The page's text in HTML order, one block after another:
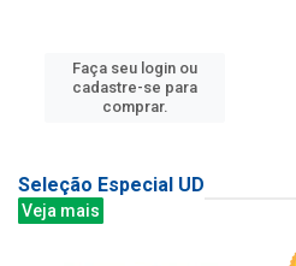
Faça seu login ou
cadastre-se para
comprar.
Seleção Especial UD
Veja mais